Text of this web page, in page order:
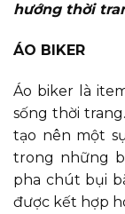
hướng thời
ÁO BIKER
Áo biker là
sống thời
tạo nên một
trong những
pha chút bụi
được kết hợp